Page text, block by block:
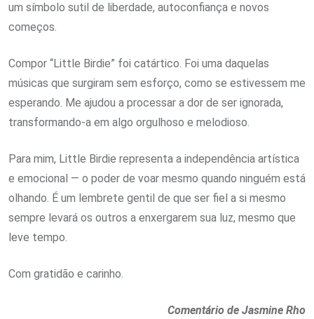
um símbolo sutil de liberdade, autoconfiança e novos
começos.
Compor “Little Birdie” foi catártico. Foi uma daquelas
músicas que surgiram sem esforço, como se estivessem me
esperando. Me ajudou a processar a dor de ser ignorada,
transformando-a em algo orgulhoso e melodioso.
Para mim, Little Birdie representa a independência artística
e emocional — o poder de voar mesmo quando ninguém está
olhando. É um lembrete gentil de que ser fiel a si mesmo
sempre levará os outros a enxergarem sua luz, mesmo que
leve tempo.
Com gratidão e carinho.
Comentário de Jasmine Rho